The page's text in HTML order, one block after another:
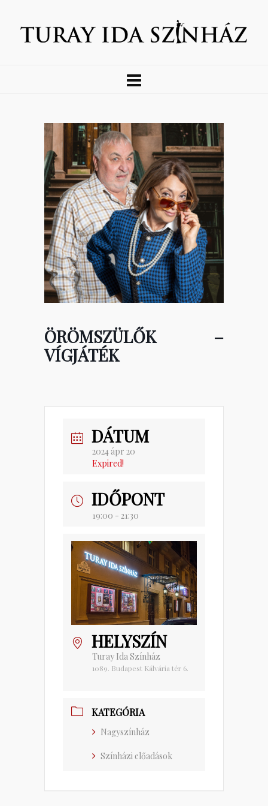
ÖRÖMSZÜLŐK –
VÍGJÁTÉK
DÁTUM
2024 ápr 20
Expired!
IDŐPONT
19:00 - 21:30
HELYSZÍN
Turay Ida Színház
1089. Budapest Kálvária tér 6.
KATEGÓRIA
Nagyszínház
Színházi előadások